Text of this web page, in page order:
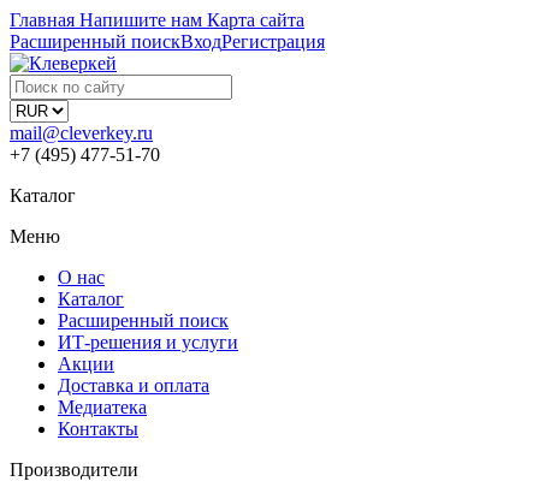
Главная Напишите нам Карта сайта
Расширенный поискВходРегистрация
mail@cleverkey.ru
+7 (495) 477-51-70
Каталог
Меню
О нас
Каталог
Расширенный поиск
ИТ-решения и услуги
Акции
Доставка и оплата
Медиатека
Контакты
Производители